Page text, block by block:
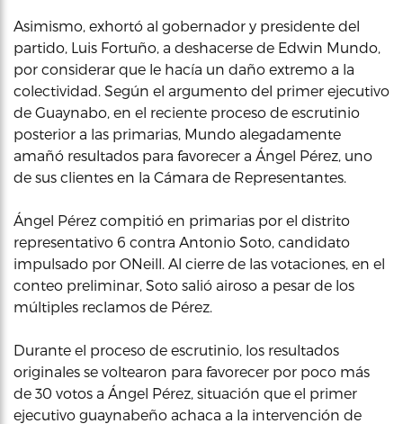
Asimismo, exhortó al gobernador y presidente del
partido, Luis Fortuño, a deshacerse de Edwin Mundo,
por considerar que le hacía un daño extremo a la
colectividad. Según el argumento del primer ejecutivo
de Guaynabo, en el reciente proceso de escrutinio
posterior a las primarias, Mundo alegadamente
amañó resultados para favorecer a Ángel Pérez, uno
de sus clientes en la Cámara de Representantes.
Ángel Pérez compitió en primarias por el distrito
representativo 6 contra Antonio Soto, candidato
impulsado por ONeill. Al cierre de las votaciones, en el
conteo preliminar, Soto salió airoso a pesar de los
múltiples reclamos de Pérez.
Durante el proceso de escrutinio, los resultados
originales se voltearon para favorecer por poco más
de 30 votos a Ángel Pérez, situación que el primer
ejecutivo guaynabeño achaca a la intervención de